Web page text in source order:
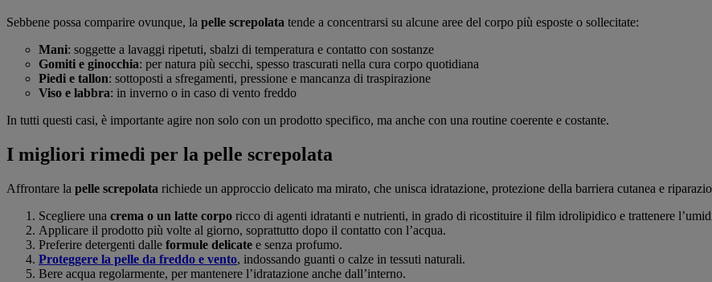
Sebbene possa comparire ovunque, la pelle screpolata tende a concentrarsi su alcune aree del corpo più esposte o sollecitate:
Mani: soggette a lavaggi ripetuti, sbalzi di temperatura e contatto con sostanze
Gomiti e ginocchia: per natura più secchi, spesso trascurati nella cura corpo quotidiana
Piedi e tallon: sottoposti a sfregamenti, pressione e mancanza di traspirazione
Viso e labbra: in inverno o in caso di vento freddo
In tutti questi casi, è importante agire non solo con un prodotto specifico, ma anche con una routine coerente e costante.
I migliori rimedi per la pelle screpolata
Affrontare la pelle screpolata richiede un approccio delicato ma mirato, che unisca idratazione, protezione della barriera cutanea e
Scegliere una crema o un latte corpo ricco di agenti idratanti e nutrienti, in grado di ricostituire il film idrolipidico e trattenere
Applicare il prodotto più volte al giorno, soprattutto dopo il contatto con l’acqua.
Preferire detergenti dalle formule delicate e senza profumo.
Proteggere la pelle da freddo e vento, indossando guanti o calze in tessuti naturali.
Bere acqua regolarmente, per mantenere l’idratazione anche dall’interno.